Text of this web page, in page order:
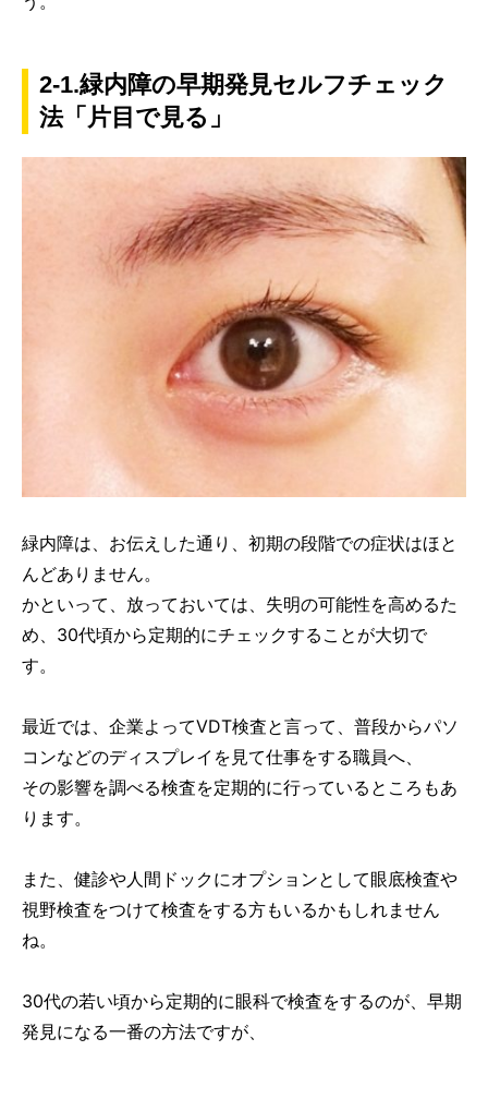
2-1.緑内障の早期発見セルフチェック
法「片目で見る」
緑内障は、お伝えした通り、初期の段階での症状はほと
んどありません。
かといって、放っておいては、失明の可能性を高めるた
め、30代頃から定期的にチェックすることが大切で
す。
最近では、企業よってVDT検査と言って、普段からパソ
コンなどのディスプレイを見て仕事をする職員へ、
その影響を調べる検査を定期的に行っているところもあ
ります。
また、健診や人間ドックにオプションとして眼底検査や
視野検査をつけて検査をする方もいるかもしれません
ね。
30代の若い頃から定期的に眼科で検査をするのが、早期
発見になる一番の方法ですが、